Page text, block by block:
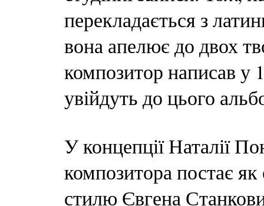
перекладається з
вона апелює до двох
композитор написав у
увійдуть до цього
У концепції Наталії
композитора постає
стилю Євгена